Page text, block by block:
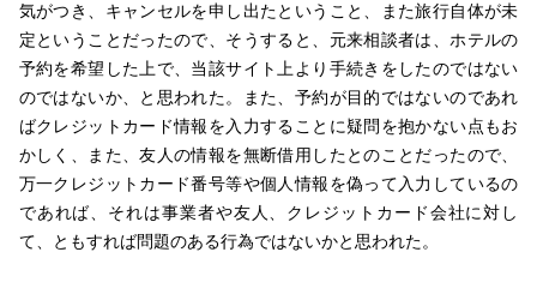
気がつき、キャンセルを申し出たということ、また旅行自体が未
定ということだったので、そうすると、元来相談者は、ホテルの
予約を希望した上で、当該サイト上より手続きをしたのではない
のではないか、と思われた。また、予約が目的ではないのであれ
ばクレジットカード情報を入力することに疑問を抱かない点もお
かしく、また、友人の情報を無断借用したとのことだったので、
万一クレジットカード番号等や個人情報を偽って入力しているの
であれば、それは事業者や友人、クレジットカード会社に対し
て、ともすれば問題のある行為ではないかと思われた。